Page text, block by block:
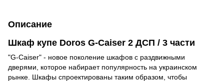
Описание
Шкаф купе Doros G-Caiser 2 ДСП / 3 части
"G-Caiser" - новое поколение шкафов с раздвижными
дверями, которое набирает популярность на украинском
рынке. Шкафы спроектированы таким образом, чтобы